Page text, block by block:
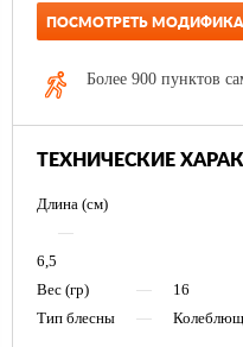
ПОСМОТРЕТЬ
Более 900 пунктов
ТЕХНИЧЕСКИЕ
Длина (см)
—
6,5
Вес (гр)
—
16
Тип блесны
—